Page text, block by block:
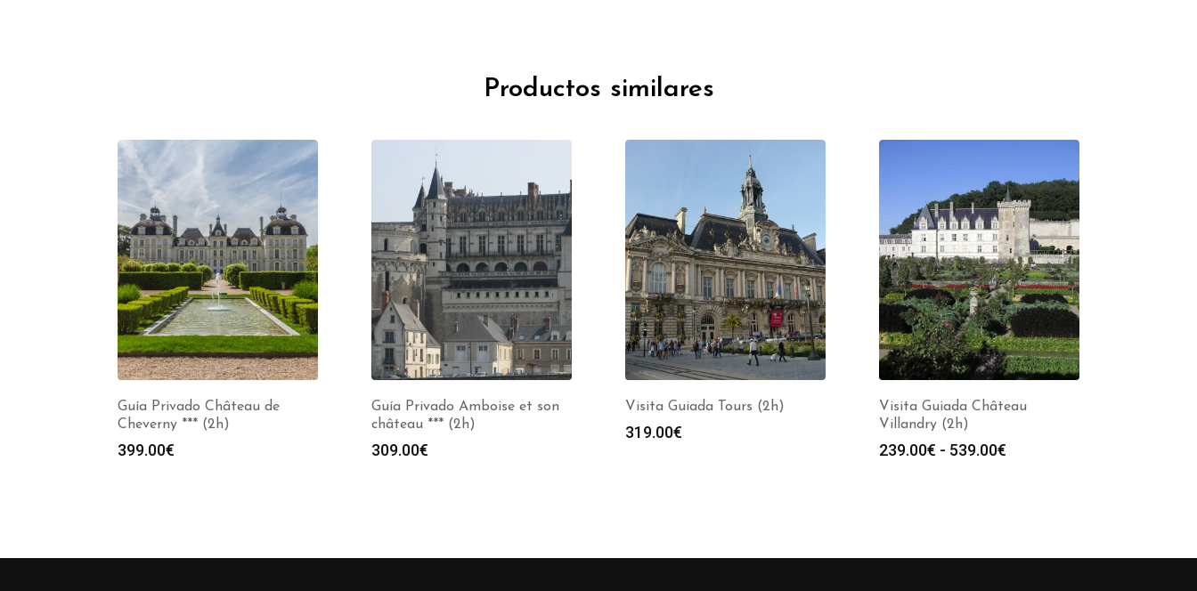
Productos similares
Guía Privado Château de
Cheverny *** (2h)
399.00€
Guía Privado Amboise et son
château *** (2h)
309.00€
Visita Guiada Tours (2h)
319.00€
Visita Guiada Château
Villandry (2h)
239.00€ - 539.00€